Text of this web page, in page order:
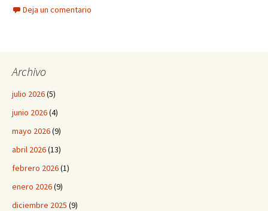
Deja un comentario
Archivo
julio 2026(5)
junio 2026(4)
mayo 2026(9)
abril 2026(13)
febrero 2026(1)
enero 2026(9)
diciembre 2025 (9)